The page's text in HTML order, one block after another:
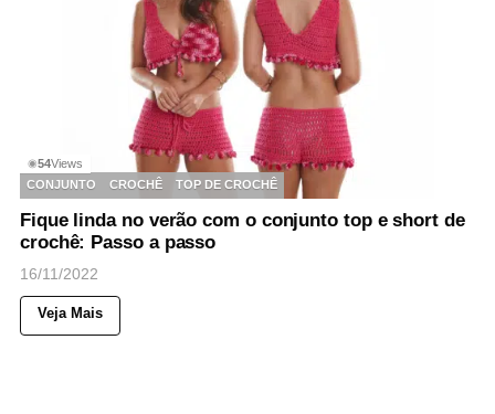
◉54Views
CONJUNTO
CROCHÊ TOP DE CROCHÊ
Fique linda no verão com o conjunto top e short de
crochê: Passo a passo
16/11/2022
Veja Mais